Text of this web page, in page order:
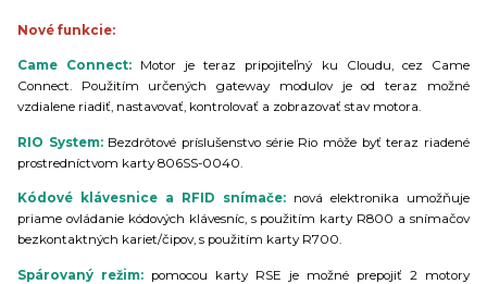
Nové funkcie:
Came Connect: Motor je teraz pripojiteľný ku Cloudu, cez Came
Connect. Použitím určených gateway modulov je od teraz možné
vzdialene riadiť, nastavovať, kontrolovať a zobrazovať stav motora.
RIO System:Bezdrôtové príslušenstvo série Rio môže byť teraz riadené
prostredníctvom karty 806SS-0040.
Kódové klávesnice a RFID snímače: nová elektronika umožňuje
priame ovládanie kódových klávesníc, s použitím karty R800 a snímačov
bezkontaktných kariet/čipov, s použitím karty R700.
Spárovaný režim: pomocou karty RSE je možné prepojiť 2 motory